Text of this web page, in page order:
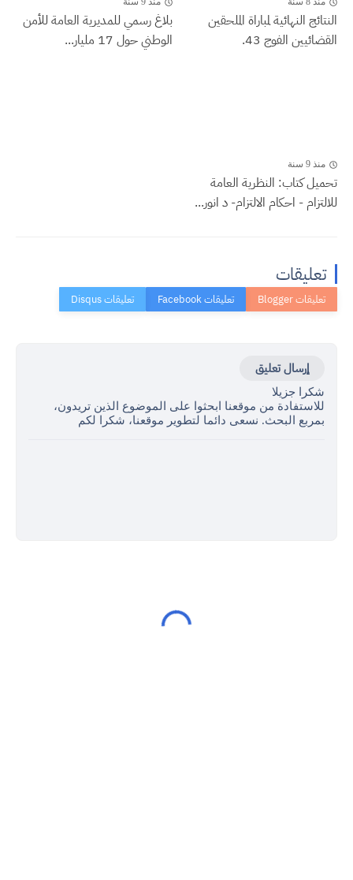
النتائج النهائية لمباراة الملحقين
القضائيين الفوج 43.
بلاغ رسمي للمديرية العامة للأمن
الوطني حول 17 مليار...
منذ 9 سنة
تحميل كتاب: النظرية العامة
للالتزام - احكام الالتزام- د انور...
تعليقات
إرسال تعليق
شكرا جزيلا
للاستفادة من موقعنا ابحثوا على الموضوع الذين تريدون،
بمربع البحث. نسعى دائما لتطوير موقعنا، شكرا لكم